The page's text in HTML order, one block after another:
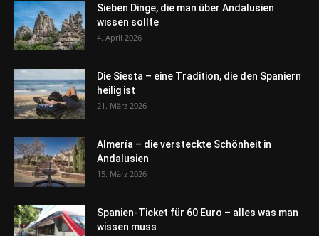
Sieben Dinge, die man über Andalusien
wissen sollte
4. April 2026
Die Siesta – eine Tradition, die den Spaniern
heilig ist
21. März 2026
Almería – die versteckte Schönheit in
Andalusien
15. März 2026
Spanien-Ticket für 60 Euro – alles was man
wissen muss